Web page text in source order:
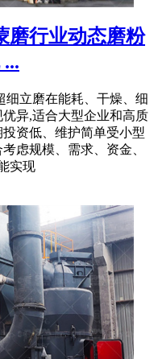
磨行业动态磨粉
细立磨在能耗、干燥、细
异,适合大型企业和高质
资低、维护简单受小型
虑规模、需求、资金、
实现